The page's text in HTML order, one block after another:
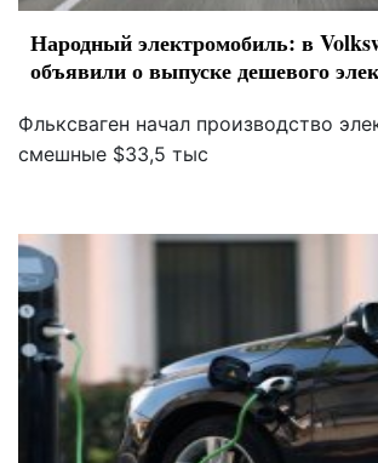
Народный электромобиль: в
объявили о выпуске дешевого
Фльксваген начал производство
смешные $33,5 тыс